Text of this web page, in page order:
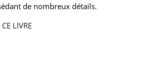
de nombreux détails.
LIVRE